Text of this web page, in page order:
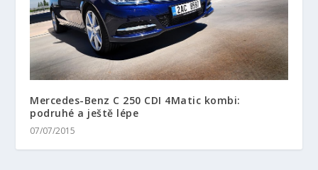
Mercedes-Benz C 250 CDI 4Matic kombi:
podruhé a ještě lépe
07/07/2015